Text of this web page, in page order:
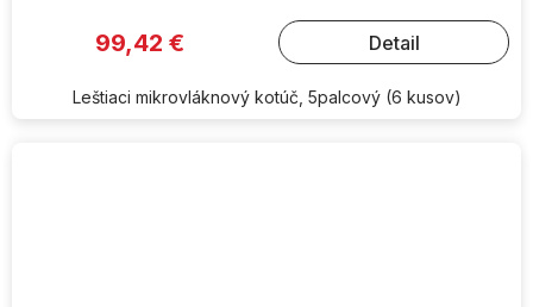
99,42 € Detail
Leštiaci mikrovláknový kotúč, 5palcový (6 kusov)